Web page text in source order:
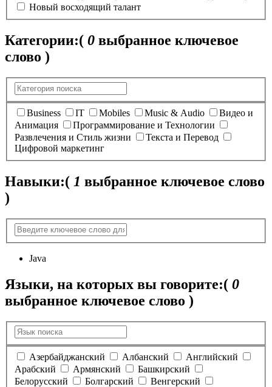
Новый восходящий талант
Категории:( 0 выбранное ключевое
слово )
Business IT Mobiles Music & Audio
Видео и
Анимация
Программирование и Технологии
Развлечения и Стиль жизни
Текста и Перевод
Цифровой маркетинг
Навыки:( 1 выбранное ключевое слово
)
Java
Языки, на которых вы говорите:( 0
выбранное ключевое слово )
Азербайджанский Албанский
Английский
Арабский
Армянский
Башкирский
Белорусский
Болгарский
Венгерский